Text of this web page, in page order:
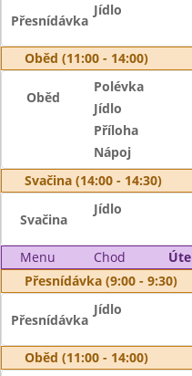
Přesnídávka
Jídlo
Oběd (11:00 - 14:00)
Oběd
Polévka
Jídlo
Příloha
Nápoj
Svačina (14:00 - 14:30)
Svačina
Jídlo
Menu Chod
Přesnídávka (9:00 - 9:30)
Přesnídávka
Jídlo
Oběd (11:00 - 14:00)